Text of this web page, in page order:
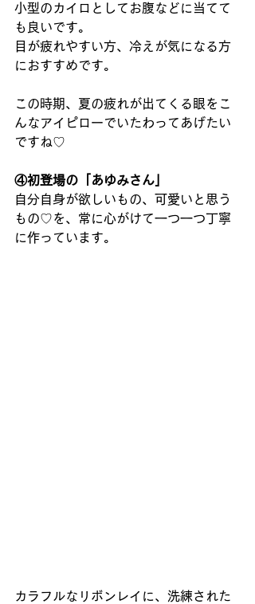
小型のカイロとしてお腹などに当てて
も良いです。
目が疲れやすい方、冷えが気になる方
におすすめです。
この時期、夏の疲れが出てくる眼をこ
んなアイピローでいたわってあげたい
ですね♡
④初登場の「あゆみさん」
自分自身が欲しいもの、可愛いと思う
もの♡を、常に心がけて一つ一つ丁寧
に作っています。
カラフルなリボンレイに、洗練された